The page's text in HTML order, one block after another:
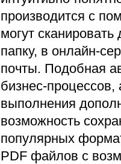
производится с
могут
папку, в онлайн-
почты. Подобная
бизнес-процессов,
выполнения
возможность
популярных
PDF файлов с